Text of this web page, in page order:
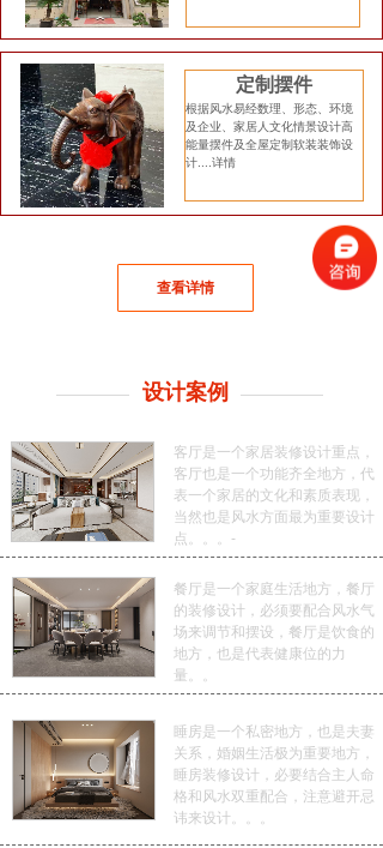
查看详情
定制摆件
根据风水易经数理、形态、环境
及企业、家居人文化情景设计高
能量摆件及全屋定制软装装饰设
计....详情
客厅是一个家居装修设计重点，
客厅也是一个功能齐全地方，代
表一个家居的文化和素质表现，
当然也是风水方面最为重要设计
点。。。-
睡房是一个私密地方，也是夫妻
关系，婚姻生活极为重要地方，
睡房装修设计，必要结合主人命
格和风水双重配合，注意避开忌
讳来设计。。。
餐厅是一个家庭生活地方，餐厅
的装修设计，必须要配合风水气
场来调节和摆设，餐厅是饮食的
地方，也是代表健康位的力
量。。
设计案例